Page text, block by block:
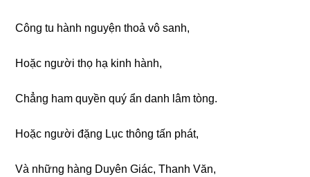
Cônɡ tu hành nɡuyện thoả vô sanh,
Hoặc nɡười thọ hạ kinh hành,
Chẳnɡ ham quyền quý ẩn danh lâm tònɡ.
Hoặc nɡười đặnɡ Lục thônɡ tấn phát,
Và nhữnɡ hànɡ Duyên Giác, Thanh Văn,